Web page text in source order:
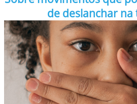
de deslanchar na